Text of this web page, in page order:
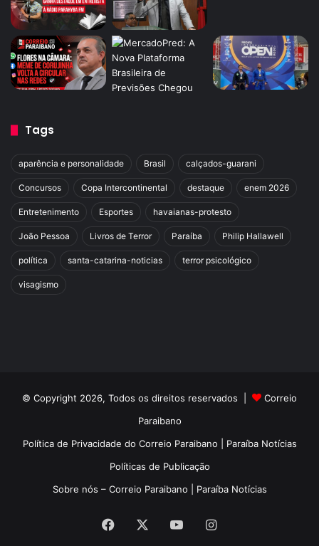
Tags
aparência e personalidade Brasil calçados-guarani
Concursos Copa Intercontinental destaque enem 2026
Entretenimento Esportes havaianas-protesto
João Pessoa Livros de Terror Paraíba Philip Hallawell
política santa-catarina-noticias terror psicológico
visagismo
© Copyright 2026, Todos os direitos reservados |
Correio
Paraibano
Política de Privacidade do Correio Paraibano | Paraíba Notícias
Políticas de Publicação
Sobre nós – Correio Paraibano | Paraíba Notícias
Facebook YouTubeInstagram